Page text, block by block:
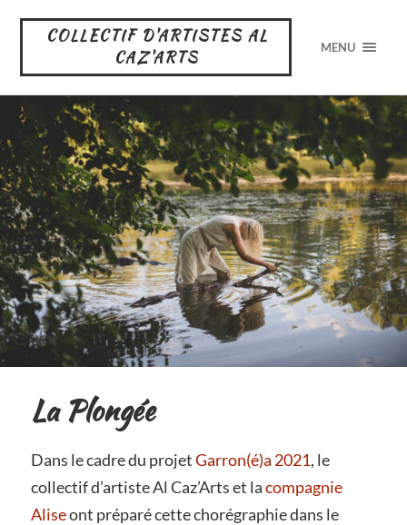
COLLECTIF D'ARTISTES AL
CAZ'ARTS
MENU
La Plongée
Dans le cadre du projetGarron(é)a 2021, le
collectif d’artiste Al Caz’Arts et lacompagnie
Aliseont préparé cette chorégraphie dans le